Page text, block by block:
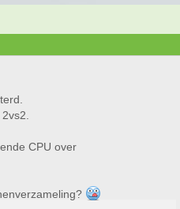
CPU over